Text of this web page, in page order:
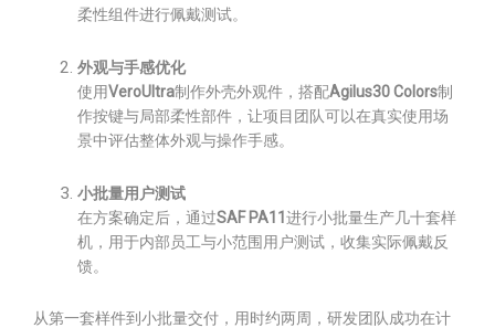
柔性组件进行佩戴测试。
外观与手感优化
使用VeroUltra制作外壳外观件，搭配Agilus30 Colors制
作按键与局部柔性部件，让项目团队可以在真实使用场
景中评估整体外观与操作手感。
小批量用户测试
在方案确定后，通过SAF PA11 进行小批量生产几十套样
机，用于内部员工与小范围用户测试，收集实际佩戴反
馈。
从第一套样件到小批量交付，用时约两周，研发团队成功在计